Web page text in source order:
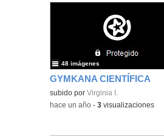
GYMKANA CIENTÍFICA
Contenido educativo.
subido porVirginia I.
48 imágenes
-hace un año -3 visualizaciones